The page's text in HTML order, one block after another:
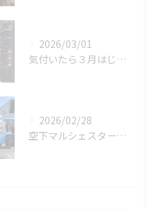
2026/03/01
気付いたら３月はじまってた!!!!💦
2026/02/28
空下マルシェスタートです!!!🫶